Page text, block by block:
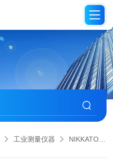
工业测量仪器 NIKKATO日陶